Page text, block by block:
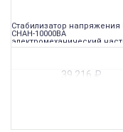
Стабилизатор напряжения
СНАН-10000ВА
электромеханический
39 216 ₽